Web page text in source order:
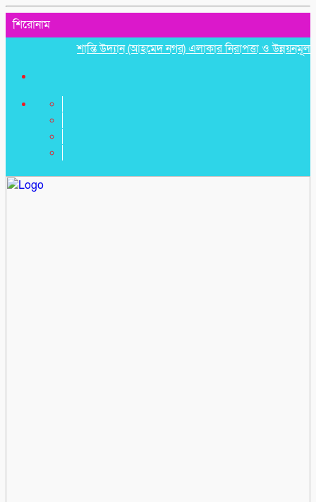
শিরোনাম
শান্তি উদ্যান (আহমেদ নগর) এলাকার নিরাপত্তা ও উন্নয়নমূলক